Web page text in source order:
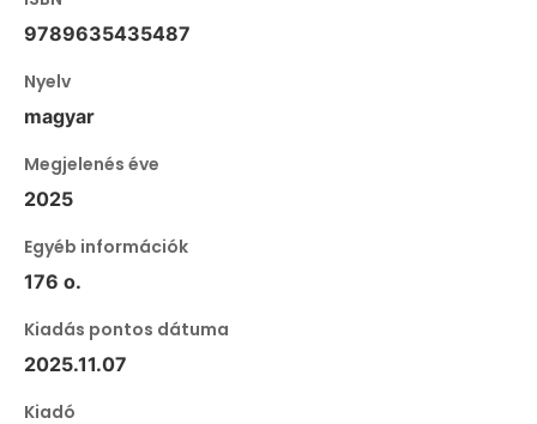
9789635435487
Nyelv
magyar
Megjelenés éve
2025
Egyéb információk
176 o.
Kiadás pontos dátuma
2025.11.07
Kiadó